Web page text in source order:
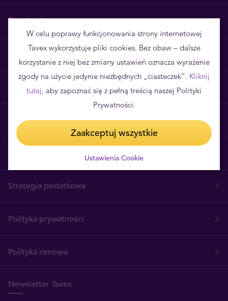
Regulamin
Realizacja zamówień
Poznaj Tavex
Skontaktuj się z nami
Strategia podatkowa
Polityka prywatności
Polityka cenowa
Newsletter Tavex
W celu poprawy funkcjonowania strony internetowej
Tavex wykorzystuje pliki cookies. Bez obaw – dalsze
korzystanie z niej bez zmiany ustawień oznacza wyrażenie
zgody na użycie jedynie niezbędnych „ciasteczek”. Kliknij
tutaj, aby zapoznać się z pełną treścią naszej Polityki
Prywatności.
Zaakceptuj wszystkie
Ustawienia Cookie